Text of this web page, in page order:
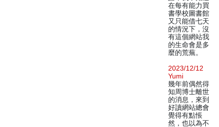
在每有能力買
書學校圖書館
又只能借七天
的情況下，沒
有這個網站我
的生命會是多
麼的荒蕪。
2023/12/12
Yumi
幾年前偶然得
知周博士離世
的消息，來到
好讀網站總會
覺得有點悵
然，也以為不